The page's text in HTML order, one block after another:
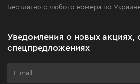
Клуб мастерства
Бесплатно с любого номера по
Уведомления о новых акциях,
спецпредложениях